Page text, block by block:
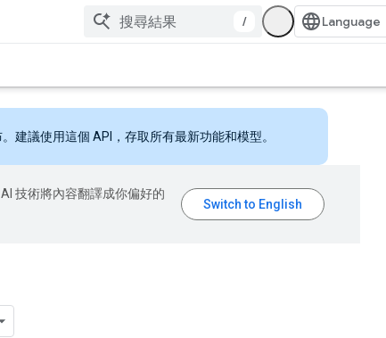
/
建議使用這個 API，存取所有最新功能和模型。
技術將內容翻譯成你偏好的